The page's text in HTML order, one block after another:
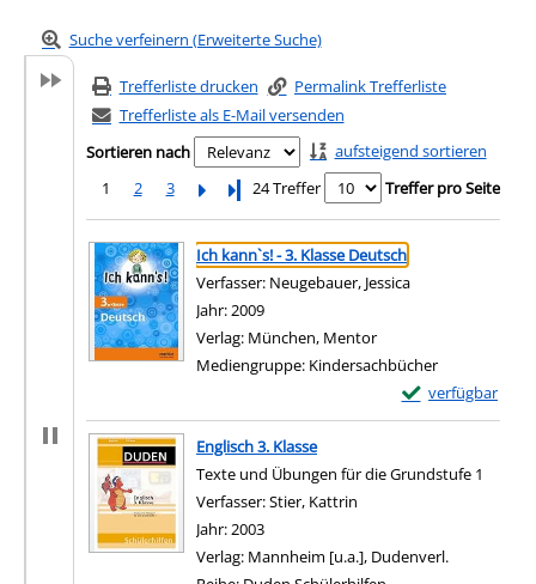
Suche verfeinern (Erweiterte Suche)
Trefferliste drucken
Permalink Trefferliste
Trefferliste als E-Mail versenden
Sortieren nach
aufsteigend sortieren
1
2 3 Letzte Seite
24 Treffer Treffer pro Seite
Suchergebnis
Zu den Suchfiltern springen
Ich kann`s! - 3. Klasse Deutsch
Verfasser: Neugebauer, Jessica
Jahr:2009
Verlag: München, Mentor
Mediengruppe: Kindersachbücher
verfügbar
Exemplar-Details
Zum Download
Englisch 3. Klasse
Texte und Übungen für die Grundstufe 1
Verfasser:Stier, Kattrin
Jahr:2003
Verlag: Mannheim [u.a.], Dudenverl.